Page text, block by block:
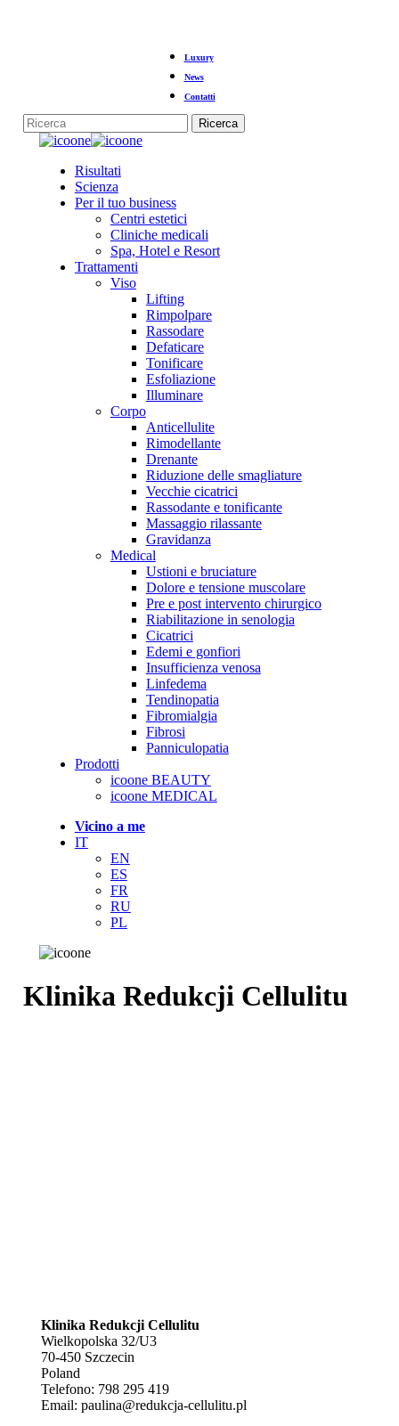
Luxury
News
Contatti
Ricerca
Chiudi
Menu
Risultati
Scienza
Per il tuo business
Centri estetici
Cliniche medicali
Spa, Hotel e Resort
Trattamenti
Viso
Lifting
Rimpolpare
Rassodare
Defaticare
Tonificare
Esfoliazione
Illuminare
Corpo
Anticellulite
Rimodellante
Drenante
Riduzione delle smagliature
Vecchie cicatrici
Rassodante e tonificante
Massaggio rilassante
Gravidanza
Medical
Ustioni e bruciature
Dolore e tensione muscolare
Pre e post intervento chirurgico
Riabilitazione in senologia
Cicatrici
Edemi e gonfiori
Insufficienza venosa
Linfedema
Tendinopatia
Fibromialgia
Fibrosi
Panniculopatia
Prodotti
icoone BEAUTY
icoone MEDICAL
Vicino a me
IT
EN
ES
FR
RU
PL
Klinika Redukcji Cellulitu
Klinika Redukcji Cellulitu
Wielkopolska 32/U3
70-450 Szczecin
Poland
Telefono: 798 295 419
Email: paulina@redukcja-cellulitu.pl